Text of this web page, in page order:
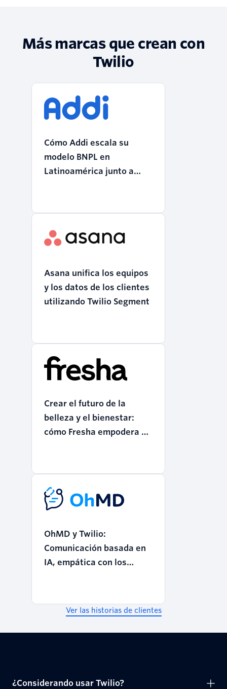
Más marcas que crean con
Twilio
Cómo Addi escala su
modelo BNPL en
Latinoamérica junto a
Asana unifica los equipos
y los datos de los clientes
utilizando Twilio Segment
Crear el futuro de la
belleza y el bienestar:
cómo Fresha empodera a
OhMD y Twilio:
Comunicación basada en
IA, empática con los
Ver las historias de clientes
¿Considerando usar Twilio?